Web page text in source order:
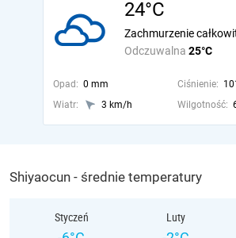
24°C
Odczuwalna 25°C
Zachmurzenie
Opad: 0 mm Ciśnienie:
Wiatr:
3 km/h Wilgotność:
Shiyaocun - średnie temperatury
Styczeń Luty